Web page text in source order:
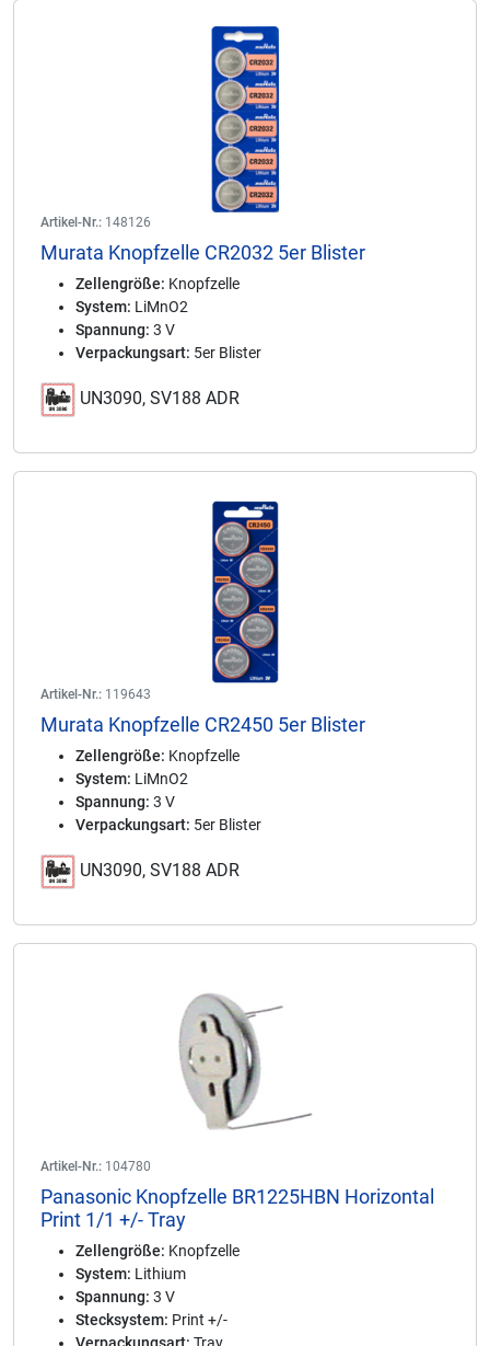
Artikel-Nr.: 148126
Murata Knopfzelle CR2032 5er Blister
Zellengröße: Knopfzelle
System: LiMnO2
Spannung: 3 V
Verpackungsart: 5er Blister
UN3090, SV188 ADR
Artikel-Nr.: 119643
Murata Knopfzelle CR2450 5er Blister
Zellengröße: Knopfzelle
System: LiMnO2
Spannung: 3 V
Verpackungsart: 5er Blister
UN3090, SV188 ADR
Artikel-Nr.: 104780
Panasonic Knopfzelle BR1225HBN Horizontal
Print 1/1 +/- Tray
Zellengröße: Knopfzelle
System: Lithium
Spannung: 3 V
Stecksystem: Print +/-